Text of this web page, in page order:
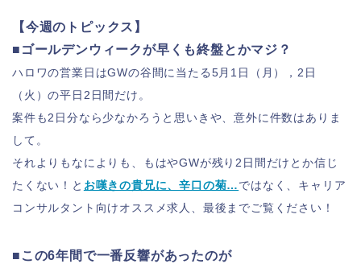
【今週のトピックス】
■ゴールデンウィークが早くも終盤とかマジ？
ハロワの営業日はGWの谷間に当たる5月1日（月），2日
（火）の平日2日間だけ。
案件も2日分なら少なかろうと思いきや、意外に件数はありま
して。
それよりもなによりも、もはやGWが残り2日間だけとか信じ
たくない！と お嘆きの貴兄に、辛口の菊…ではなく、キャリア
コンサルタント向けオススメ求人、最後までご覧ください！
■この6年間で一番反響があったのが